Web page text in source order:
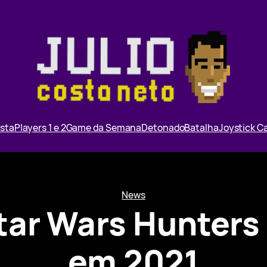
Players 1 e 2Game da SemanaDetonadoBatalhaJoystick
News
Wars